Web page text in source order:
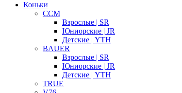
Коньки
CCM
Взрослые | SR
Юниорские | JR
Детские | YTH
BAUER
Взрослые | SR
Юниорские | JR
Детские | YTH
TRUE